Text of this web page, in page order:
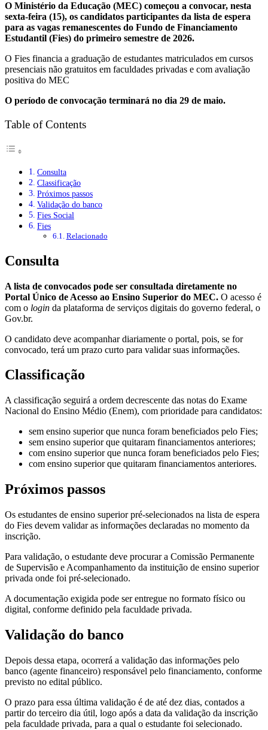
O Ministério da Educação (MEC) começou a convocar, nesta
sexta-feira (15), os candidatos participantes da lista de espera
para as vagas remanescentes do Fundo de Financiamento
Estudantil (Fies) do primeiro semestre de 2026.
O Fies financia a graduação de estudantes matriculados em cursos
presenciais não gratuitos em faculdades privadas e com avaliação
positiva do MEC
O período de convocação terminará no dia 29 de maio.
Table of Contents
Consulta
Classificação
Próximos passos
Validação do banco
Fies Social
Fies
Relacionado
Consulta
A lista de convocados pode ser consultada diretamente no
Portal Único de Acesso ao Ensino Superior do MEC. O acesso é
com o login da plataforma de serviços digitais do governo federal, o
Gov.br.
O candidato deve acompanhar diariamente o portal, pois, se for
convocado, terá um prazo curto para validar suas informações.
Classificação
A classificação seguirá a ordem decrescente das notas do Exame
Nacional do Ensino Médio (Enem), com prioridade para candidatos:
sem ensino superior que nunca foram beneficiados pelo Fies;
sem ensino superior que quitaram financiamentos anteriores;
com ensino superior que nunca foram beneficiados pelo Fies;
com ensino superior que quitaram financiamentos anteriores.
Próximos passos
Os estudantes de ensino superior pré-selecionados na lista de espera
do Fies devem validar as informações declaradas no momento da
inscrição.​​
​​Para validação, o estudante deve procurar a Comissão Permanente
de Supervisão e Acompanhamento da instituição de ensino superior
privada onde foi pré-selecionado.
A documentação exigida pode ser entregue no formato físico ou
digital, conforme definido pela faculdade privada.
Validação do banco
Depois dessa etapa, ocorrerá a validação das informações pelo
banco (agente financeiro) responsável pelo financiamento, conforme
previsto no edital público.
O prazo para essa última validação é de até dez dias, contados a
partir do terceiro dia útil, logo após a data da validação da inscrição
pela faculdade privada, para a qual o estudante foi selecionado.